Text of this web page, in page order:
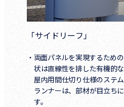
「サイドリーフ」
・両面パネルを実現するため
状は直線性を排した有機的な
屋内用間仕切り仕様のステ
ランナーは、部材が目立ち
す。